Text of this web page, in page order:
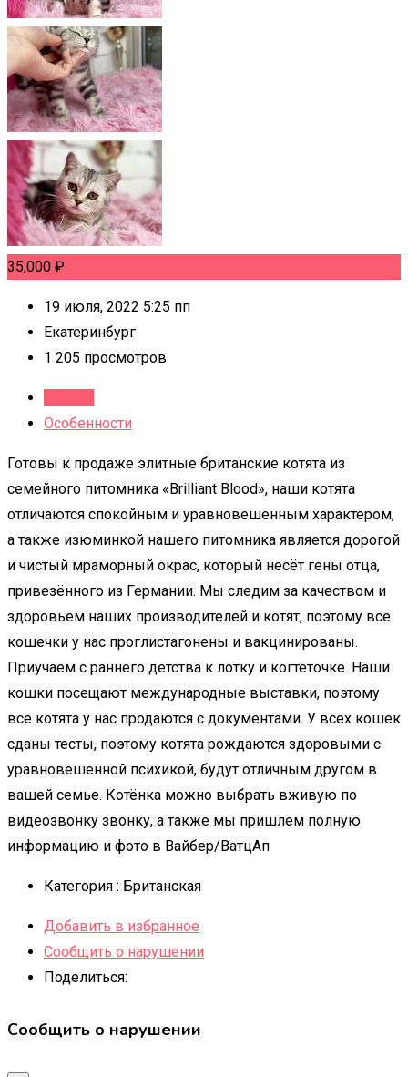
35,000 ₽
19 июля, 2022 5:25 пп
Екатеринбург
1 205 просмотров
Особенности
Готовы к продаже элитные британские котята из
семейного питомника «Brilliant Blood», наши котята
отличаются спокойным и уравновешенным характером,
а также изюминкой нашего питомника является дорогой
и чистый мраморный окрас, который несёт гены отца,
привезённого из Германии. Мы следим за качеством и
здоровьем наших производителей и котят, поэтому все
кошечки у нас проглистагонены и вакцинированы.
Приучаем с раннего детства к лотку и когтеточке. Наши
кошки посещают международные выставки, поэтому
все котята у нас продаются с документами. У всех кошек
сданы тесты, поэтому котята рождаются здоровыми с
уравновешенной психикой, будут отличным другом в
вашей семье. Котёнка можно выбрать вживую по
видеозвонку звонку, а также мы пришлём полную
информацию и фото в Вайбер/ВатцАп
Категория : Британская
Добавить в избранное
Сообщить о нарушении
Поделиться:
Сообщить о нарушении